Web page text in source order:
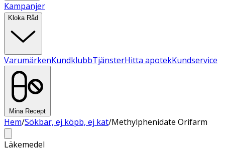
Kampanjer
Kloka Råd
VarumärkenKundklubbTjänsterHitta apotekKundservice
Mina Recept
Hem/Sökbar, ej köpb, ej kat/Methylphenidate Orifarm
Läkemedel